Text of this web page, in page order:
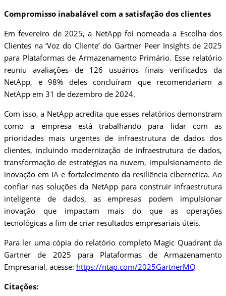
Compromisso inabalável com a satisfação dos clientes
Em fevereiro de 2025, a NetApp foi nomeada a Escolha dos
Clientes na ‘Voz do Cliente’ do Gartner Peer Insights de 2025
para Plataformas de Armazenamento Primário. Esse relatório
reuniu avaliações de 126 usuários finais verificados da
NetApp, e 98% deles concluíram que recomendariam a
NetApp em 31 de dezembro de 2024.
Com isso, a NetApp acredita que esses relatórios demonstram
como a empresa está trabalhando para lidar com as
prioridades mais urgentes de infraestrutura de dados dos
clientes, incluindo modernização de infraestrutura de dados,
transformação de estratégias na nuvem, impulsionamento de
inovação em IA e fortalecimento da resiliência cibernética. Ao
confiar nas soluções da NetApp para construir infraestrutura
inteligente de dados, as empresas podem impulsionar
inovação que impactam mais do que as operações
tecnológicas a fim de criar resultados empresariais úteis.
Para ler uma cópia do relatório completo Magic Quadrant da
Gartner de 2025 para Plataformas de Armazenamento
Empresarial, acesse: https://ntap.com/2025GartnerMQ
Citações: